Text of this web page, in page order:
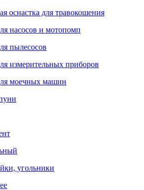
оснастка для травокошения
насосов и мотопомп
пылесосов
измерительных приборов
моечных машин
угольники